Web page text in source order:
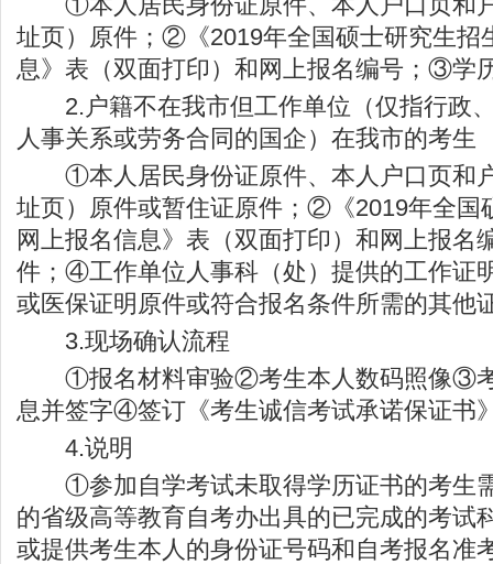
址页）原件；②《2019年全国硕士研究生招
息》表（双面打印）和网上报名编号；③学
2.户籍不在我市但工作单位（仅指行政
人事关系或劳务合同的国企）在我市的考生
①本人居民身份证原件、本人户口页和
址页）原件或暂住证原件；②《2019年全国
网上报名信息》表（双面打印）和网上报
件；④工作单位人事科（处）提供的工作证
或医保证明原件或符合报名条件所需的其他
3.现场确认流程
①报名材料审验②考生本人数码照像③考
息并签字④签订《考生诚信考试承诺保证书
4.说明
①参加自学考试未取得学历证书的考生
的省级高等教育自考办出具的已完成的考试
或提供考生本人的身份证号码和自考报名准